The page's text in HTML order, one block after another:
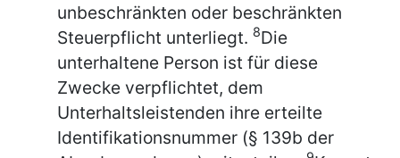
unbeschränkten oder beschränkten
Steuerpflicht unterliegt. 8Die
unterhaltene Person ist für diese
Zwecke verpflichtet, dem
Unterhaltsleistenden ihre erteilte
Identifikationsnummer (§ 139b der